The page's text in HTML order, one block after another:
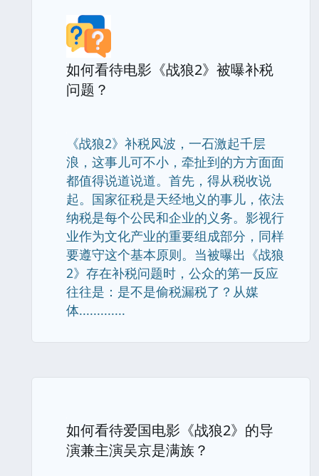
如何看待电影《战狼2》被曝补税
问题？
《战狼2》补税风波，一石激起千层
浪，这事儿可不小，牵扯到的方方面面
都值得说道说道。首先，得从税收说
起。国家征税是天经地义的事儿，依法
纳税是每个公民和企业的义务。影视行
业作为文化产业的重要组成部分，同样
要遵守这个基本原则。当被曝出《战狼
2》存在补税问题时，公众的第一反应
往往是：是不是偷税漏税了？从媒
体.............
如何看待爱国电影《战狼2》的导
演兼主演吴京是满族？